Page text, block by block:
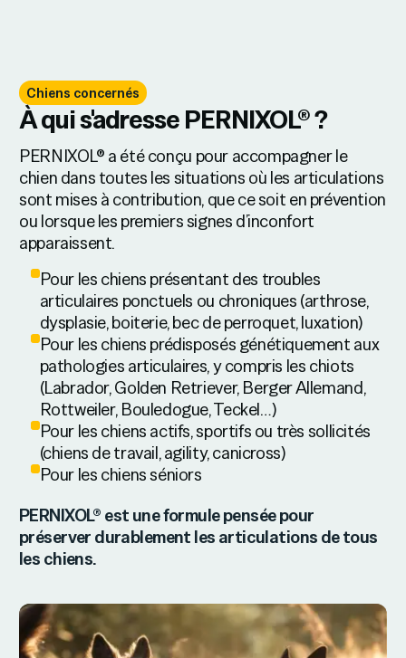
Chiens concernés
À qui s'adresse PERNIXOL® ?
PERNIXOL® a été conçu pour accompagner le
chien dans toutes les situations où les articulations
sont mises à contribution, que ce soit en prévention
ou lorsque les premiers signes d’inconfort
apparaissent.
Pour les chiens présentant des troubles
articulaires ponctuels ou chroniques (arthrose,
dysplasie, boiterie, bec de perroquet, luxation)
Pour les chiens prédisposés génétiquement aux
pathologies articulaires, y compris les chiots
(Labrador, Golden Retriever, Berger Allemand,
Rottweiler, Bouledogue, Teckel…)
Pour les chiens actifs, sportifs ou très sollicités
(chiens de travail, agility, canicross)
Pour les chiens séniors
PERNIXOL® est une formule pensée pour
préserver durablement les articulations de tous
les chiens.